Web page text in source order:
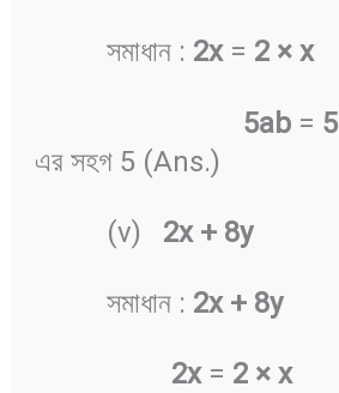
সমাধান : 2x= 2 × x
5ab=
এর সহগ 5 (Ans.)
(v) 2x + 8y
সমাধান : 2x + 8y
2x= 2 × x